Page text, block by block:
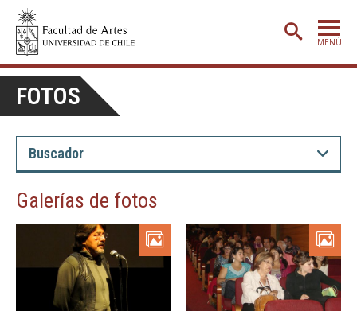
MENÚ
CARRERAS
POSTGRADO
EXTENSIÓN
CREACIÓNE INVESTIGACIÓN
BIBLIOTECA
FOTOS
Galerías de fotos